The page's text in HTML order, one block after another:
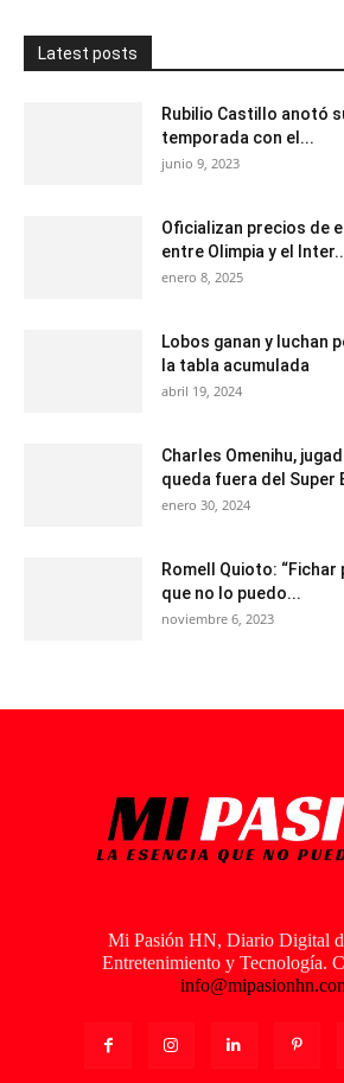
Latest posts
Rubilio Castillo anotó
temporada con el...
junio 9, 2023
Oficializan precios de
entre Olimpia y el
enero 8, 2025
Lobos ganan y luchan
la tabla acumulada
abril 19, 2024
Charles Omenihu,
queda fuera del Super
enero 30, 2024
Romell Quioto: “Fichar
que no lo puedo...
noviembre 6, 2023
Mi Pasión HN, Diario Digital
Entretenimiento y Tecnología.